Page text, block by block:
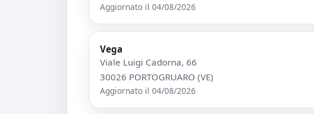
Aggiornato il 04/08/2026
Vega
Viale Luigi Cadorna, 66
30026 PORTOGRUARO (VE)
Aggiornato il 04/08/2026